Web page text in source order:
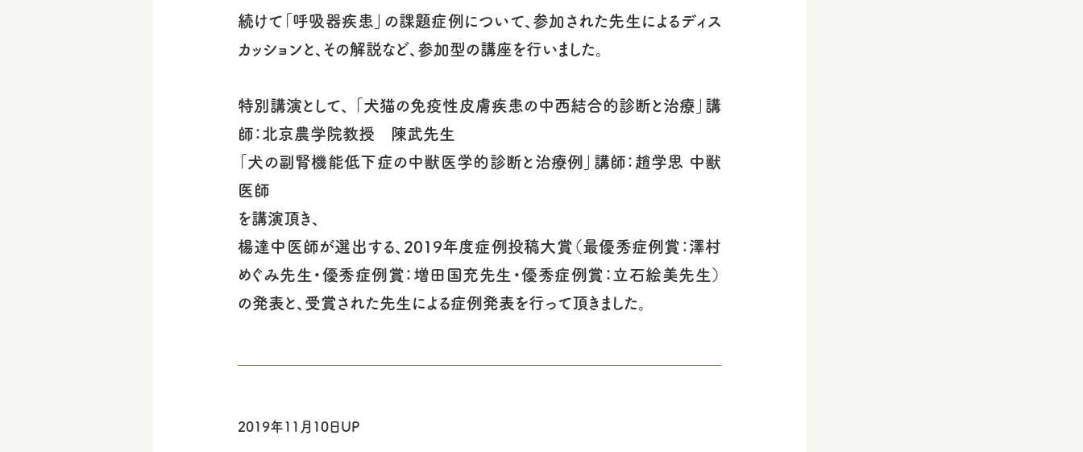
続けて「呼吸器疾患」の課題症例について、参加された先生によるディス
カッションと、その解説など、参加型の講座を行いました。
特別講演として、 「犬猫の免疫性皮膚疾患の中西結合的診断と治療」講
師：北京農学院教授 陳武先生
「犬の副腎機能低下症の中獣医学的診断と治療例」講師：趙学思 中獣
医師
を講演頂き、
楊達中医師が選出する、2019年度症例投稿大賞（最優秀症例賞：澤村
めぐみ先生・優秀症例賞：増田国充先生・優秀症例賞：立石絵美先生）
の発表と、受賞された先生による症例発表を行って頂きました。
2019年11月10日UP